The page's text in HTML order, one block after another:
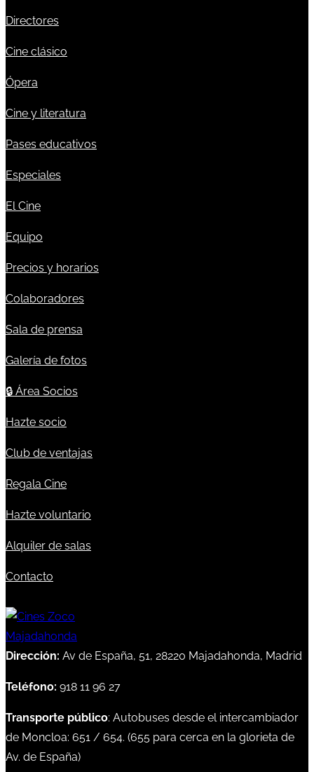
Directores
Cine clásico
Ópera
Cine y literatura
Pases educativos
Especiales
El Cine
Equipo
Precios y horarios
Colaboradores
Sala de prensa
Galería de fotos
🔒 Área Socios
Hazte socio
Club de ventajas
Regala Cine
Hazte voluntario
Alquiler de salas
Contacto
Dirección: Av de España, 51, 28220 Majadahonda, Madrid
Teléfono: 918 11 96 27
Transporte público: Autobuses desde el intercambiador
de Moncloa: 651 / 654. (655 para cerca en la glorieta de
Av. de España)